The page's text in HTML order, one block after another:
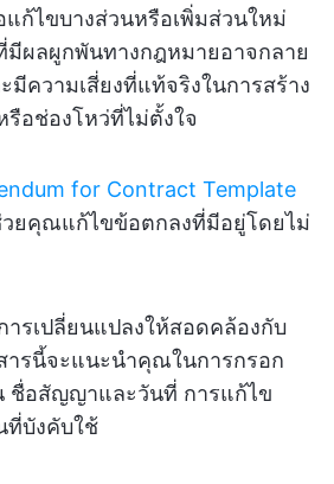
แก้ไขบางส่วนหรือเพิ่มส่วนใหม่
มีผลผูกพันทางกฎหมายอาจกลาย
มีความเสี่ยงที่แท้จริงในการสร้าง
อช่องโหว่ที่ไม่ตั้งใจ
for Contract Template
ยคุณแก้ไขข้อตกลงที่มีอยู่โดยไม่
ารเปลี่ยนแปลงให้สอดคล้องกับ
รนี้จะแนะนำคุณในการกรอก
ชื่อสัญญาและวันที่ การแก้ไข
ที่บังคับใช้